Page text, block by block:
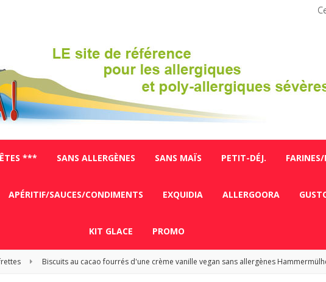
*** SANS ALLERGÈNES SANS MAÏS PETIT-DÉJ.
APÉRITIF/SAUCES/CONDIMENTS EXQUIDIA ALLERGOORA
KIT GLACE PROMO
Biscuits au cacao fourrés d'une crème vanille vegan sans allergènes